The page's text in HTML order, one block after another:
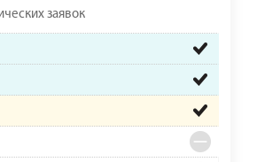
заявок